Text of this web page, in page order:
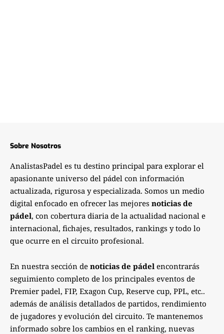
Sobre Nosotros
AnalistasPadel es tu destino principal para explorar el
apasionante universo del pádel con información
actualizada, rigurosa y especializada. Somos un medio
digital enfocado en ofrecer las mejores noticias de
pádel, con cobertura diaria de la actualidad nacional e
internacional, fichajes, resultados, rankings y todo lo
que ocurre en el circuito profesional.
En nuestra sección de noticias de pádel encontrarás
seguimiento completo de los principales eventos de
Premier padel, FIP, Exagon Cup, Reserve cup, PPL, etc..
además de análisis detallados de partidos, rendimiento
de jugadores y evolución del circuito. Te mantenemos
informado sobre los cambios en el ranking, nuevas